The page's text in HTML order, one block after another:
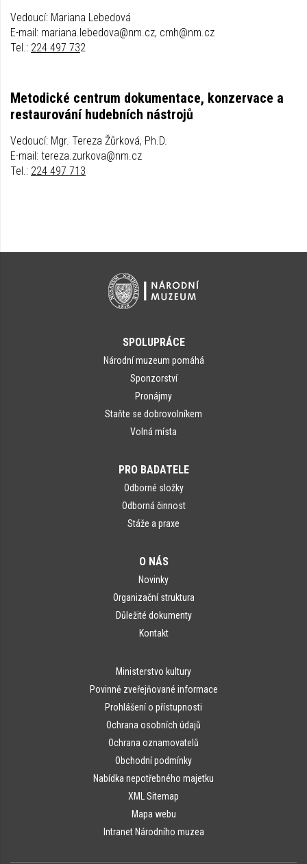
Vedoucí: Mariana Lebedová
E-mail: mariana.lebedova@nm.cz, cmh@nm.cz
Tel.: 224 497 732
Metodické centrum dokumentace, konzervace a
restaurování hudebních nástrojů
Vedoucí: Mgr. Tereza Žůrková, Ph.D.
E-mail: tereza.zurkova@nm.cz
Tel.: 224 497 713
SPOLUPRÁCE
Národní muzeum pomáhá
Sponzorství
Pronájmy
Staňte se dobrovolníkem
Volná místa
PRO BADATELE
Odborné složky
Odborná činnost
Stáže a praxe
O NÁS
Novinky
Organizační struktura
Důležité dokumenty
Kontakt
Ministerstvo kultury
Povinně zveřejňované informace
Prohlášení o přístupnosti
Ochrana osobních údajů
Ochrana oznamovatelů
Obchodní podmínky
Nabídka nepotřebného majetku
XML Sitemap
Mapa webu
Intranet Národního muzea